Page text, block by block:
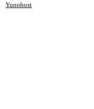
Yunohost